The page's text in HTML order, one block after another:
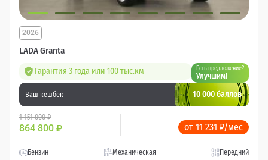
LADA Granta
2026
Гарантия 3 года или 100 тыс.км Есть предложение?
Улучшим!
Ваш кешбек 10 000 баллов
1 151 000 ₽
864 800 ₽ от 11 231 ₽/мес
Бензин Механическая Передний